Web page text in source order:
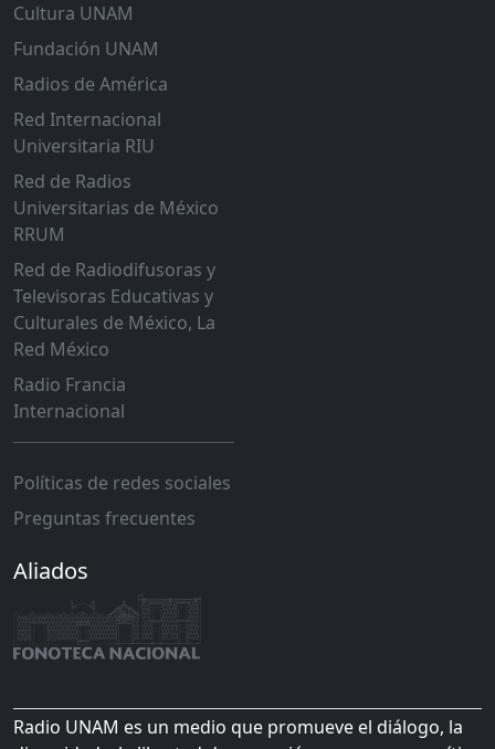
Cultura UNAM
Fundación UNAM
Radios de América
Red Internacional
Universitaria RIU
Red de Radios
Universitarias de México
RRUM
Red de Radiodifusoras y
Televisoras Educativas y
Culturales de México, La
Red México
Radio Francia
Internacional
Políticas de redes sociales
Preguntas frecuentes
Aliados
Radio UNAM es un medio que promueve el diálogo, la